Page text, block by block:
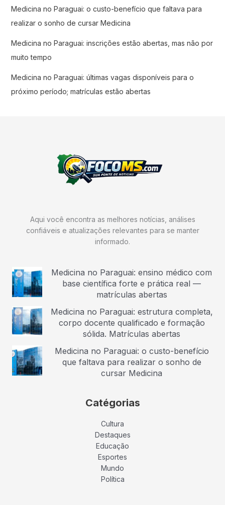
Medicina no Paraguai: o custo-benefício que faltava para
realizar o sonho de cursar Medicina
Medicina no Paraguai: inscrições estão abertas, mas não por
muito tempo
Medicina no Paraguai: últimas vagas disponíveis para o
próximo período; matrículas estão abertas
Aqui você encontra as melhores notícias, análises
confiáveis e atualizações relevantes para se manter
informado.
Medicina no Paraguai: ensino médico com
base científica forte e prática real —
matrículas abertas
Medicina no Paraguai: estrutura completa,
corpo docente qualificado e formação
sólida. Matrículas abertas
Medicina no Paraguai: o custo-benefício
que faltava para realizar o sonho de
cursar Medicina
Catégorias
Cultura
Destaques
Educação
Esportes
Mundo
Política